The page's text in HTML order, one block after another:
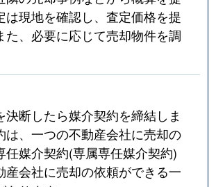
は現地を確認し、査定価格を提
た、必要に応じて売却物件を調
決断したら媒介契約を締結しま
は、一つの不動産会社に売却の
任媒介契約(専属専任媒介契約)
産会社に売却の依頼ができる一